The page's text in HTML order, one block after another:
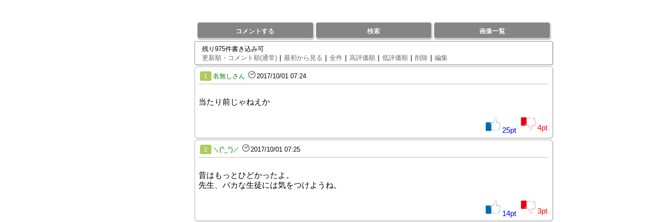
コメントする 検索 画像一覧
残り975件書き込み可
更新順・コメント順(通常) | 最初から見る | 全件 | 高評価順 | 低評価順 | 削除 | 編集
1 名無しさん 2017/10/01 07:24
当たり前じゃねえか
25pt 4pt
2 ＼(^_^)／ 2017/10/01 07:25
昔はもっとひどかったよ。
先生、バカな生徒には気をつけようね。
14pt 3pt